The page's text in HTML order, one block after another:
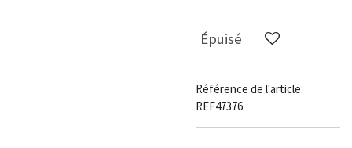
Épuisé
Référence de l'article:
REF47376